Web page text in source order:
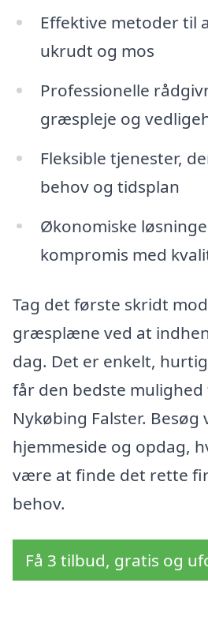
Effektive metoder til
ukrudt og mos
Professionelle
græspleje og
Fleksible tjenester,
behov og tidsplan
Økonomiske
kompromis med
Tag det første skridt
græsplæne ved at
dag. Det er enkelt,
får den bedste
Nykøbing Falster. Besøg
hjemmeside og opdag,
være at finde det rette
behov.
Få 3 tilbud, gratis og